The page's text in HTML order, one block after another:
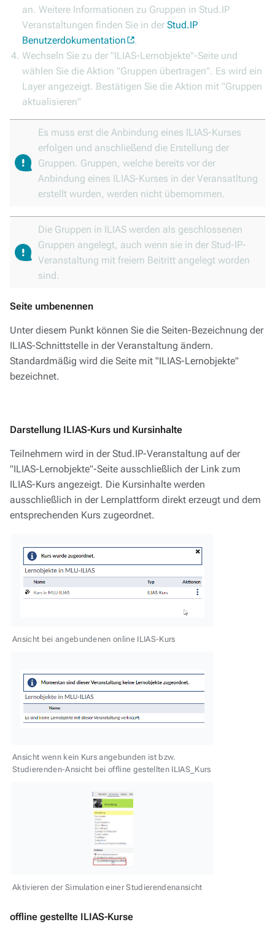
an. Weitere Informationen zu Gruppen in Stud.IP
Veranstaltungen finden Sie in der Stud.IP
Benutzerdokumentation
.
Wechseln Sie zu der "ILIAS-Lernobjekte"-Seite und
wählen Sie die Aktion "Gruppen übertragen". Es wird ein
Layer angezeigt. Bestätigen Sie die Aktion mit "Gruppen
aktualisieren"
Es muss erst die Anbindung eines ILIAS-Kurses
erfolgen und anschließend die Erstellung der
Gruppen. Gruppen, welche bereits vor der
Anbindung eines ILIAS-Kurses in der Veransatltung
erstellt wurden, werden nicht übernommen.
Die Gruppen in ILIAS werden als geschlossenen
Gruppen angelegt, auch wenn sie in der Stud-IP-
Veranstaltung mit freiem Beitritt angelegt worden
sind.
Seite umbenennen
Unter diesem Punkt können Sie die Seiten-Bezeichnung der
ILIAS-Schnittstelle in der Veranstaltung ändern.
Standardmäßig wird die Seite mit "ILIAS-Lernobjekte"
bezeichnet.
Darstellung ILIAS-Kurs und Kursinhalte
Teilnehmern wird in der Stud.IP-Veranstaltung auf der
"ILIAS-Lernobjekte"-Seite ausschließlich der Link zum
ILIAS-Kurs angezeigt. Die Kursinhalte werden
ausschließlich in der Lernplattform direkt erzeugt und dem
entsprechenden Kurs zugeordnet.
Ansicht bei angebundenen online ILIAS-Kurs
Ansicht wenn kein Kurs angebunden ist bzw.
Studierenden-Ansicht bei offline gestellten ILIAS_Kurs
Aktivieren der Simulation einer Studierendenansicht
offline gestellte ILIAS-Kurse